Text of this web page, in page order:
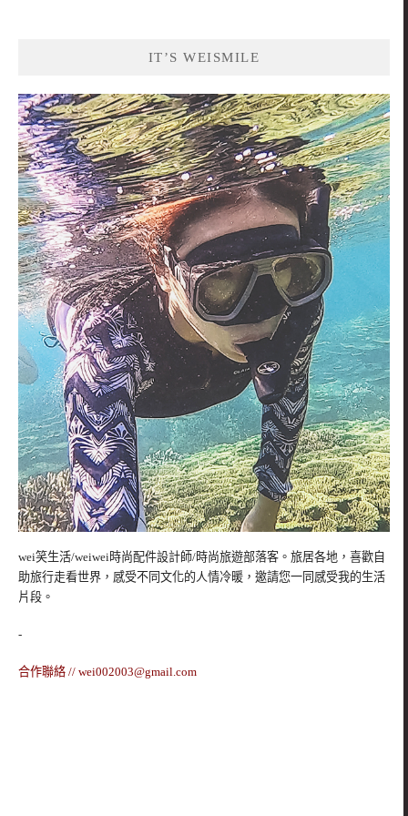
IT’S WEISMILE
wei笑生活/weiwei時尚配件設計師/時尚旅遊部落客。旅居各地，喜歡自
助旅行走看世界，感受不同文化的人情冷暖，邀請您一同感受我的生活
片段。
-
合作聯絡 // wei002003@gmail.com